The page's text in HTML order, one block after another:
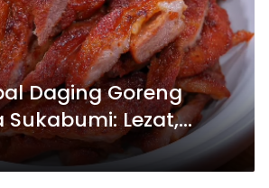
Daging Goreng
Sukabumi: Lezat,
Selera